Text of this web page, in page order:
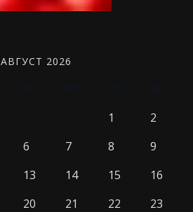
АВГУСТ 2026
1
2
6 7 8
9
13 14 15
16
20 21 22
23